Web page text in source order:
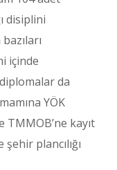
disiplini
içinde
diplomalar da
YÖK
kayıt
plancılığı